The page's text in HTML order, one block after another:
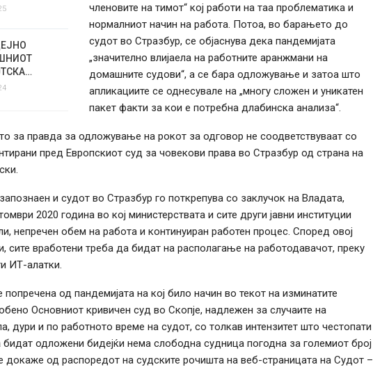
членовите на тимот“ кој работи на таа проблематика и
нормалниот начин на работа. Потоа, во барањето до
судот во Стразбур, се објаснува дека пандемијата
„значително влијаела на работните аранжмани на
домашните судови“, а се бара одложување и затоа што
апликациите се однесувале на „многу сложен и уникатен
пакет факти за кои е потребна длабинска анализа“.
за правда за одложување на рокот за одговор не соодветствуваат со
пред Европскиот суд за човекови права во Стразбур од страна на
и судот во Стразбур го поткрепува со заклучок на Владата,
2020 година во кој министерствата и сите други јавни институции
непречен обем на работа и континуиран работен процес. Според овој
сите вработени треба да бидат на располагање на работодавачот, преку
ИТ-алатки.
од пандемијата на кој било начин во текот на изминатите
Основниот кривичен суд во Скопје, надлежен за случаите на
дури и по работното време на судот, со толкав интензитет што честопати
одложени бидејќи нема слободна судница погодна за големиот број
од распоредот на судските рочишта на веб-страницата на Судот –